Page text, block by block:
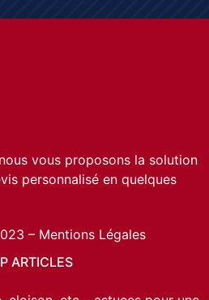
vous proposons la solution
personnalisé en quelques
– Mentions Légales
ARTICLES